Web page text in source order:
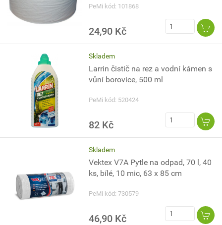
PeMi kód: 101868
24,90 Kč
Skladem
Larrin čistič na rez a vodní kámen s
vůní borovice, 500 ml
PeMi kód: 520424
82 Kč
Skladem
Vektex V7A Pytle na odpad, 70 l, 40
ks, bílé, 10 mic, 63 x 85 cm
PeMi kód: 730579
46,90 Kč